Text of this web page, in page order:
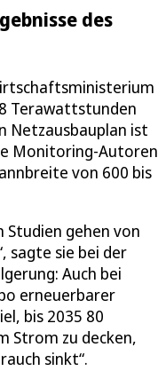
des
Terawattstunden
Netzausbauplan ist
Monitoring-Autoren
von 600 bis
Studien gehen von
sagte sie bei der
Auch bei
erneuerbarer
bis 2035 80
Strom zu decken,
sinkt“.